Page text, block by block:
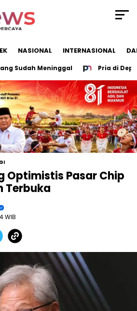
NASIONAL INTERNASIONAL
Meninggal Pria di Depok
Optimistis Pasar Chip
Terbuka
WIB